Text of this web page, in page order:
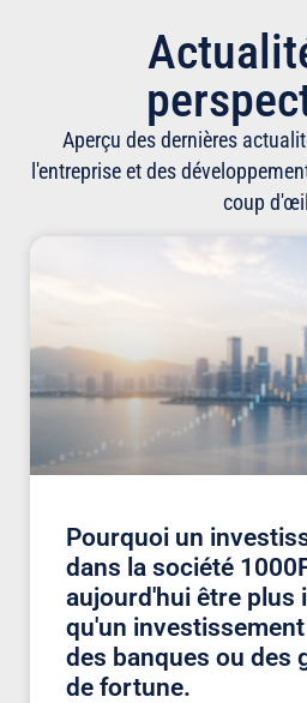
Aperçu des dernières
l'entreprise et des
coup
Pourquoi un
dans la société
aujourd'hui être plus
qu'un
des banques ou des
de fortune.